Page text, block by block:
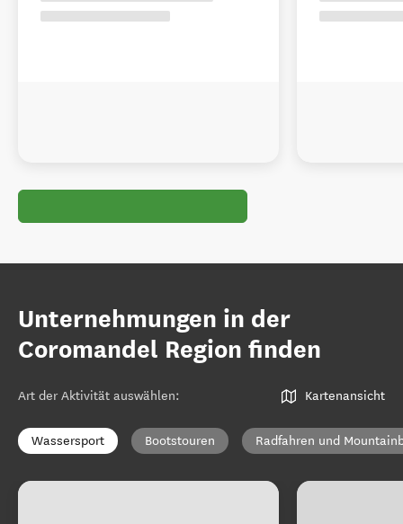
Unternehmungen in der
Coromandel Region finden
Art der Aktivität auswählen: Kartenansicht
Wassersport Bootstouren Radfahren und